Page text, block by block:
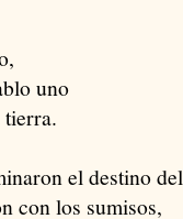
uno
tierra.
el destino
con los sumisos,